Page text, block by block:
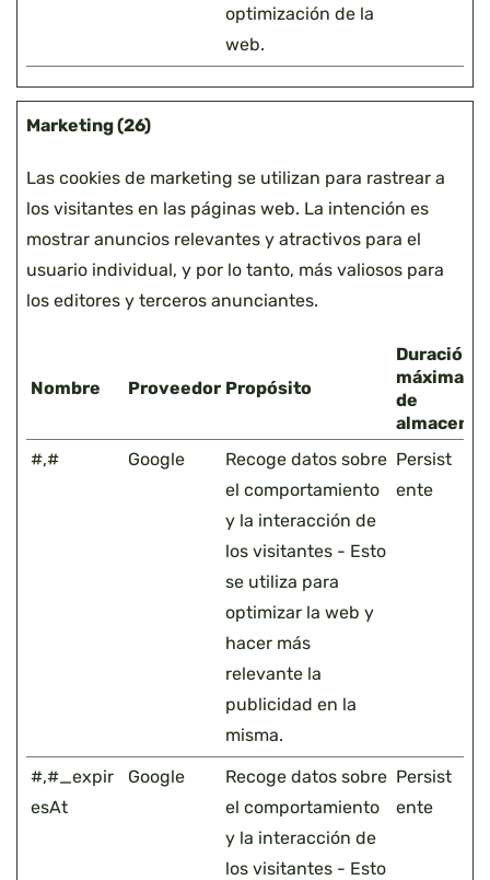
optimización de la
web.
Marketing (26)
Las cookies de marketing se utilizan para rastrear a
los visitantes en las páginas web. La intención es
mostrar anuncios relevantes y atractivos para el
usuario individual, y por lo tanto, más valiosos para
los editores y terceros anunciantes.
Nombre Proveedor Propósito
Duración
máxima
de
#,#
Google
Recoge datos sobre
el comportamiento
y la interacción de
los visitantes - Esto
se utiliza para
optimizar la web y
hacer más
relevante la
publicidad en la
misma.
Persist
ente
#,#_expir
esAt
Google
Recoge datos sobre
el comportamiento
y la interacción de
los visitantes - Esto
Persist
ente